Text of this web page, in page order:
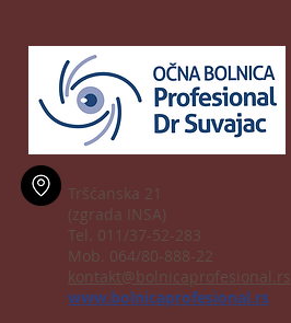
Tršćanska 21
(zgrada INSA)
Tel. 011/37-52-283
Mob. 064/80-888-22
kontakt@bolnicaprofesional.rs
www.bolnicaprofesional.rs